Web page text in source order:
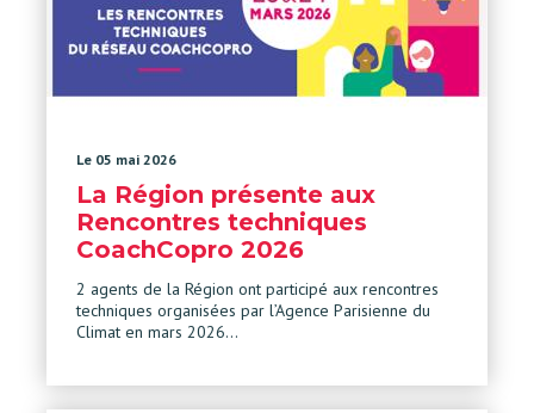
Le 05 mai 2026
La Région présente aux
Rencontres techniques
CoachCopro 2026
2 agents de la Région ont participé aux rencontres
techniques organisées par l’Agence Parisienne du
Climat en mars 2026…